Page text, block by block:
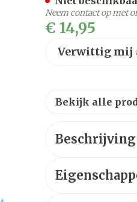
€ 14,95
Verwittig mij
Neem contact op met
Bekijk alle
Beschrijving